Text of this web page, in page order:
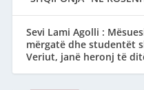
Sevi Lami Agolli :
mërgatë dhe studentët
Veriut, janë heronj të